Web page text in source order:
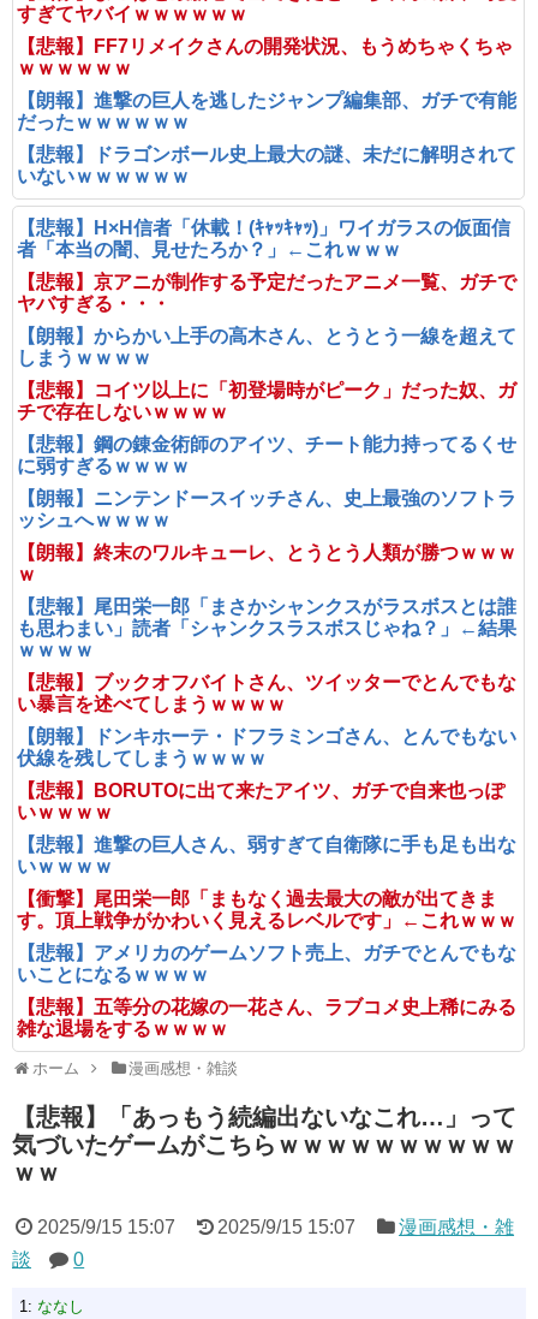
すぎてヤバイｗｗｗｗｗｗ
【悲報】FF7リメイクさんの開発状況、もうめちゃくちゃ
ｗｗｗｗｗｗ
【朗報】進撃の巨人を逃したジャンプ編集部、ガチで有能
だったｗｗｗｗｗｗ
【悲報】ドラゴンボール史上最大の謎、未だに解明されて
いないｗｗｗｗｗｗ
【悲報】H×H信者「休載！(ｷｬｯｷｬｯ)」ワイガラスの仮面信
者「本当の闇、見せたろか？」←これｗｗｗ
【悲報】京アニが制作する予定だったアニメ一覧、ガチで
ヤバすぎる・・・
【朗報】からかい上手の高木さん、とうとう一線を超えて
しまうｗｗｗｗ
【悲報】コイツ以上に「初登場時がピーク」だった奴、ガ
チで存在しないｗｗｗｗ
【悲報】鋼の錬金術師のアイツ、チート能力持ってるくせ
に弱すぎるｗｗｗｗ
【朗報】ニンテンドースイッチさん、史上最強のソフトラ
ッシュへｗｗｗｗ
【朗報】終末のワルキューレ、とうとう人類が勝つｗｗｗ
ｗ
【悲報】尾田栄一郎「まさかシャンクスがラスボスとは誰
も思わまい」読者「シャンクスラスボスじゃね？」←結果
ｗｗｗｗ
【悲報】ブックオフバイトさん、ツイッターでとんでもな
い暴言を述べてしまうｗｗｗｗ
【朗報】ドンキホーテ・ドフラミンゴさん、とんでもない
伏線を残してしまうｗｗｗｗ
【悲報】BORUTOに出て来たアイツ、ガチで自来也っぽ
いｗｗｗｗ
【悲報】進撃の巨人さん、弱すぎて自衛隊に手も足も出な
いｗｗｗｗ
【衝撃】尾田栄一郎「まもなく過去最大の敵が出てきま
す。頂上戦争がかわいく見えるレベルです」←これｗｗｗ
【悲報】アメリカのゲームソフト売上、ガチでとんでもな
いことになるｗｗｗｗ
【悲報】五等分の花嫁の一花さん、ラブコメ史上稀にみる
雑な退場をするｗｗｗｗ
ホーム 漫画感想・雑談
【悲報】「あっもう続編出ないなこれ…」って
気づいたゲームがこちらｗｗｗｗｗｗｗｗｗｗ
ｗｗ
2025/9/15 15:07 2025/9/15 15:07
漫画感想・雑
談
0
1: ななし